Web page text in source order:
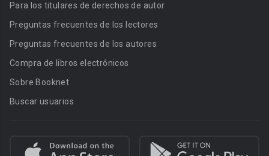
Para los titulares de derechos de autor
Preguntas frecuentes de los lectores
Preguntas frecuentes de los autores
Compra de libros electrónicos
Sobre Booknet
Buscar usuarios